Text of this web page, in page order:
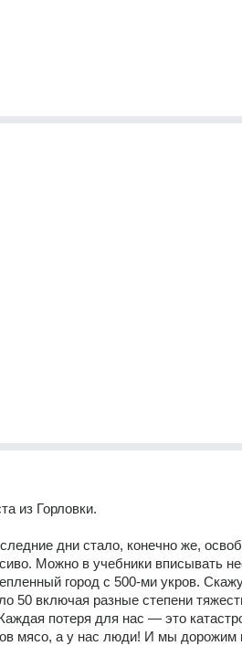
из Горловки.
дни стало, конечно же,
Можно в учебники вписывать
город с 500-ми укров.
50 включая разные степени
потеря для нас — это
мясо, а у нас люди! И мы